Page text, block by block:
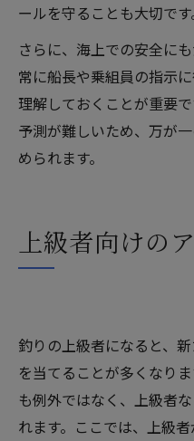
ールを守ることも大切です
さらに、海上での安全に
常に船長や乗組員の指示
理解しておくことが重要
予測が難しいため、万が
められます。
上級者向けの
釣りの上級者になると、
を当てることが多くなり
も例外ではなく、上級者
れます。ここでは、上級